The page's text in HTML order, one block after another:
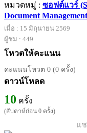
หมวดหมู่ : ซอฟต์แวร์
Document Management
เมื่อ : 15 มิถุนายน 2569
ผู้ชม : 449
โหวตให้คะแนน
คะแนนโหวต 0 (0 ครั้ง)
ดาวน์โหลด
10 ครั้ง
(สัปดาห์ก่อน 0 ครั้ง)
แ